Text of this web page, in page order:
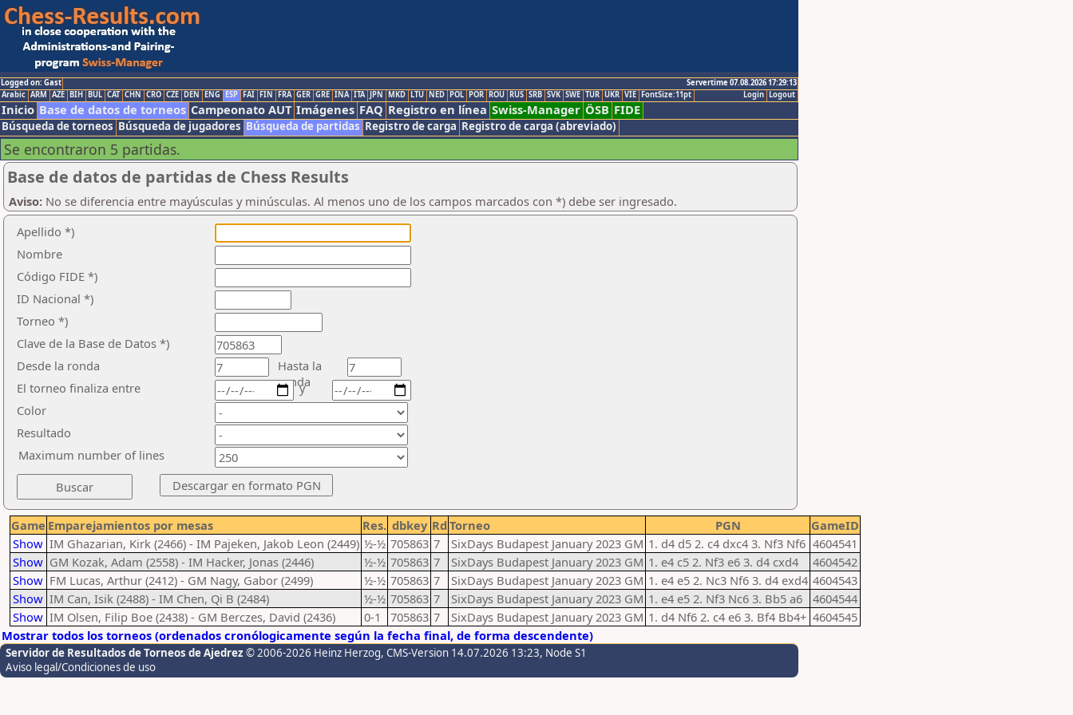
Logged on: Gast
Servertime 07.08.2026 17:29:13
Logout
Login
Arabic ARM AZE BIH BUL CAT CHN CRO CZE DEN ENG ESP FAI FIN FRA GER GRE INA ITA JPN MKD LTU NED POL POR ROU RUS SRB SVK SWE TUR UKR VIE FontSize:11pt
Inicio Base de datos de torneos Campeonato AUT Imágenes FAQ Registro en línea Swiss-Manager ÖSB FIDE
Búsqueda de torneos Búsqueda de jugadores Búsqueda de partidas Registro de carga Registro de carga (abreviado)
Se encontraron 5 partidas.
Base de datos de partidas de Chess Results
Aviso: No se diferencia entre mayúsculas y minúsculas. Al menos uno de los campos marcados con *) debe ser ingresado.
Apellido *)
Nombre
Código FIDE *)
ID Nacional *)
Torneo *)
Clave de la Base de Datos *)
Desde la ronda
Hasta la
ronda
El torneo finaliza entre
Color
Resultado
y
Maximum number of lines
Game Emparejamientos por mesas Res. dbkey Rd Torneo PGN
GameID
Show IM Ghazarian, Kirk (2466) - IM Pajeken, Jakob Leon (2449) ½-½ 705863 7 SixDays Budapest January 2023 GM 1. d4 d5 2. c4 dxc4 3. Nf3 Nf6 4604541
Show GM Kozak, Adam (2558) - IM Hacker, Jonas (2446) ½-½ 705863 7 SixDays Budapest January 2023 GM 1. e4 c5 2. Nf3 e6 3. d4 cxd4
4604542
Show FM Lucas, Arthur (2412) - GM Nagy, Gabor (2499) ½-½ 705863 7 SixDays Budapest January 2023 GM 1. e4 e5 2. Nc3 Nf6 3. d4 exd4 4604543
Show IM Can, Isik (2488) - IM Chen, Qi B (2484) ½-½ 705863 7 SixDays Budapest January 2023 GM 1. e4 e5 2. Nf3 Nc6 3. Bb5 a6
4604544
Show IM Olsen, Filip Boe (2438) - GM Berczes, David (2436) 0-1 705863 7 SixDays Budapest January 2023 GM 1. d4 Nf6 2. c4 e6 3. Bf4 Bb4+ 4604545
Mostrar todos los torneos (ordenados cronólogicamente según la fecha final, de forma descendente)
Servidor de Resultados de Torneos de Ajedrez © 2006-2026 Heinz Herzog, CMS-Version 14.07.2026 13:23, Node S1
Aviso legal/Condiciones de uso